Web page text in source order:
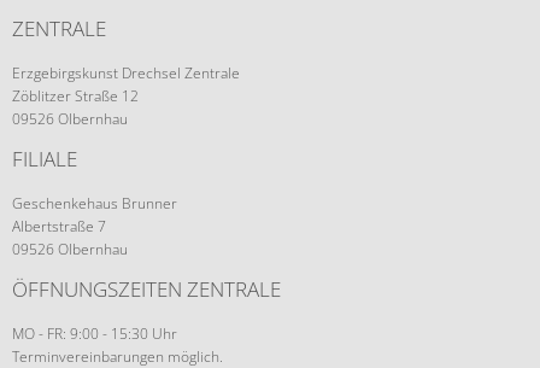
ZENTRALE
Erzgebirgskunst Drechsel Zentrale
Zöblitzer Straße 12
09526 Olbernhau
FILIALE
Geschenkehaus Brunner
Albertstraße 7
09526 Olbernhau
ÖFFNUNGSZEITEN ZENTRALE
MO - FR: 9:00 - 15:30 Uhr
Terminvereinbarungen möglich.